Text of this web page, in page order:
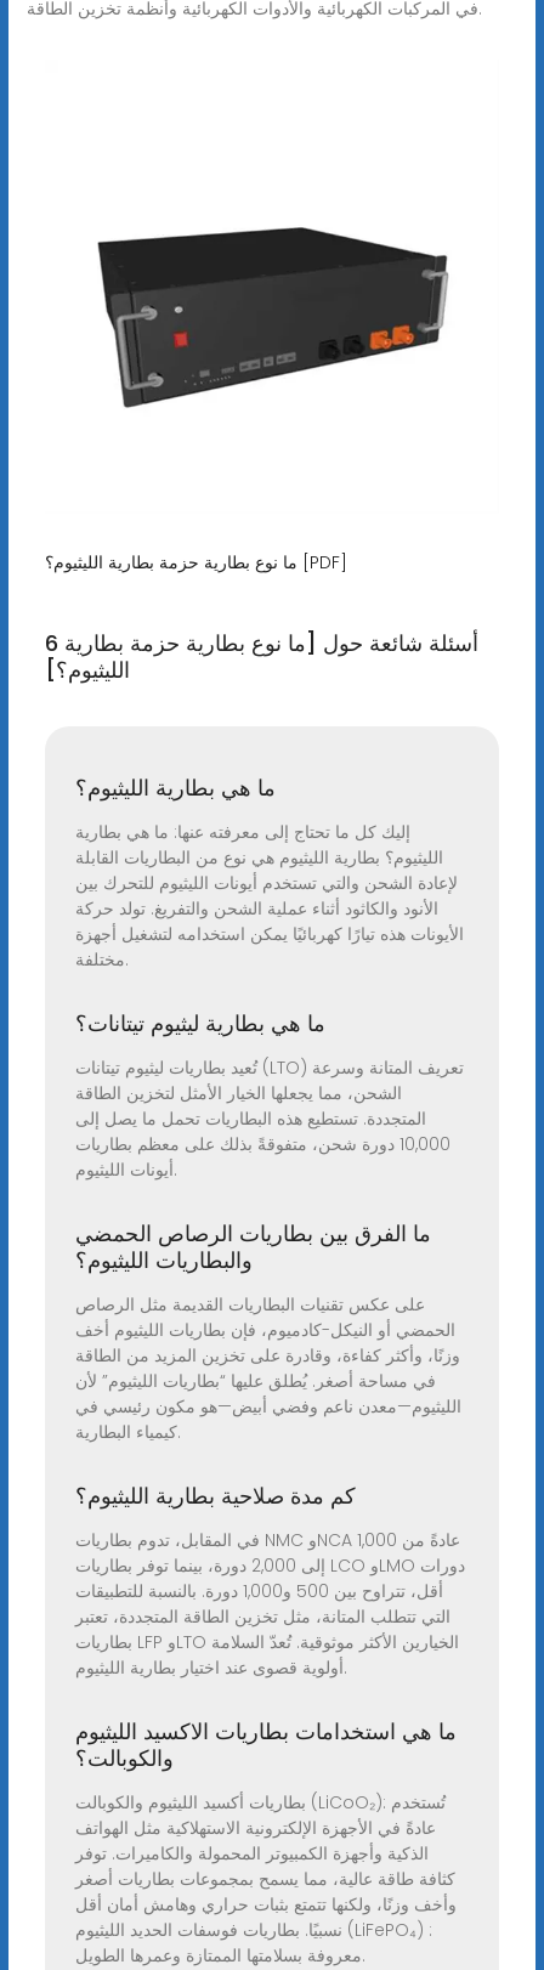
في المركبات الكهربائية والأدوات الكهربائية وأنظمة تخزين الطاقة.
ما نوع بطارية حزمة بطارية الليثيوم؟ [PDF]
6 أسئلة شائعة حول [ما نوع بطارية حزمة بطارية
الليثيوم؟]
ما هي بطارية الليثيوم؟
إليك كل ما تحتاج إلى معرفته عنها: ما هي بطارية
الليثيوم؟ بطارية الليثيوم هي نوع من البطاريات القابلة
لإعادة الشحن والتي تستخدم أيونات الليثيوم للتحرك بين
الأنود والكاثود أثناء عملية الشحن والتفريغ. تولد حركة
الأيونات هذه تيارًا كهربائيًا يمكن استخدامه لتشغيل أجهزة
مختلفة.
ما هي بطارية ليثيوم تيتانات؟
تُعيد بطاريات ليثيوم تيتانات (LTO) تعريف المتانة وسرعة
الشحن، مما يجعلها الخيار الأمثل لتخزين الطاقة
المتجددة. تستطيع هذه البطاريات تحمل ما يصل إلى
10,000 دورة شحن، متفوقةً بذلك على معظم بطاريات
أيونات الليثيوم.
ما الفرق بين بطاريات الرصاص الحمضي
والبطاريات الليثيوم؟
على عكس تقنيات البطاريات القديمة مثل الرصاص
الحمضي أو النيكل-كادميوم، فإن بطاريات الليثيوم أخف
وزنًا، وأكثر كفاءة، وقادرة على تخزين المزيد من الطاقة
في مساحة أصغر. يُطلق عليها “بطاريات الليثيوم” لأن
الليثيوم—معدن ناعم وفضي أبيض—هو مكون رئيسي في
كيمياء البطارية.
كم مدة صلاحية بطارية الليثيوم؟
في المقابل، تدوم بطاريات NMC وNCA عادةً من 1,000
إلى 2,000 دورة، بينما توفر بطاريات LCO وLMO دورات
أقل، تتراوح بين 500 و1,000 دورة. بالنسبة للتطبيقات
التي تتطلب المتانة، مثل تخزين الطاقة المتجددة، تعتبر
بطاريات LFP وLTO الخيارين الأكثر موثوقية. تُعدّ السلامة
أولوية قصوى عند اختيار بطارية الليثيوم.
ما هي استخدامات بطاريات الاكسيد الليثيوم
والكوبالت؟
بطاريات أكسيد الليثيوم والكوبالت (LiCoO₂): تُستخدم
عادةً في الأجهزة الإلكترونية الاستهلاكية مثل الهواتف
الذكية وأجهزة الكمبيوتر المحمولة والكاميرات. توفر
كثافة طاقة عالية، مما يسمح بمجموعات بطاريات أصغر
وأخف وزنًا، ولكنها تتمتع بثبات حراري وهامش أمان أقل
نسبيًا. بطاريات فوسفات الحديد الليثيوم (LiFePO₄) :
معروفة بسلامتها الممتازة وعمرها الطويل.